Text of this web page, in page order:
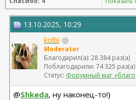
13.10.2025, 10:29
kolbi
Moderator
Благодарил(а): 28 384 раз(а)
Поблагодарили: 74 325
Статус: Форумный маг
@Shkeda, ну наконец-то!)